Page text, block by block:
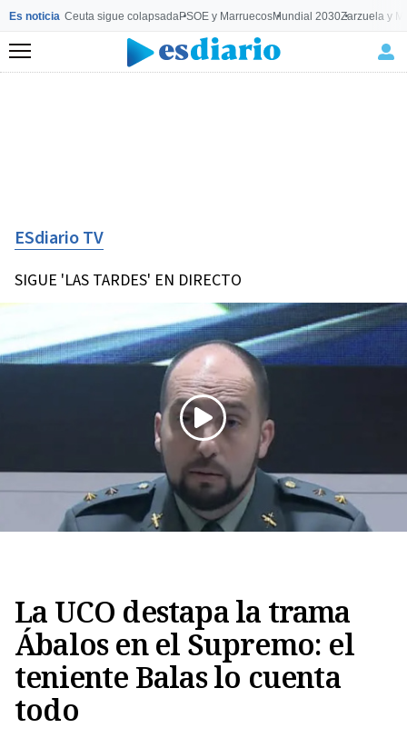
Es noticia Ceuta sigue colapsadaPSOE y MarruecosMundial 2030Zarzuela y
Menú
ESdiario TV
SIGUE 'LAS TARDES' EN DIRECTO
La UCO destapa la trama
Ábalos en el Supremo: el
teniente Balas lo cuenta
todo
Copiar